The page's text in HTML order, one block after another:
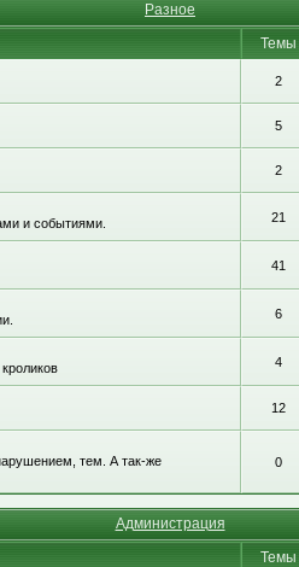
Разное
Темы
2
5
2
и событиями. 21
41
6
4
12
тем. А так-же
0
Администрация
Темы